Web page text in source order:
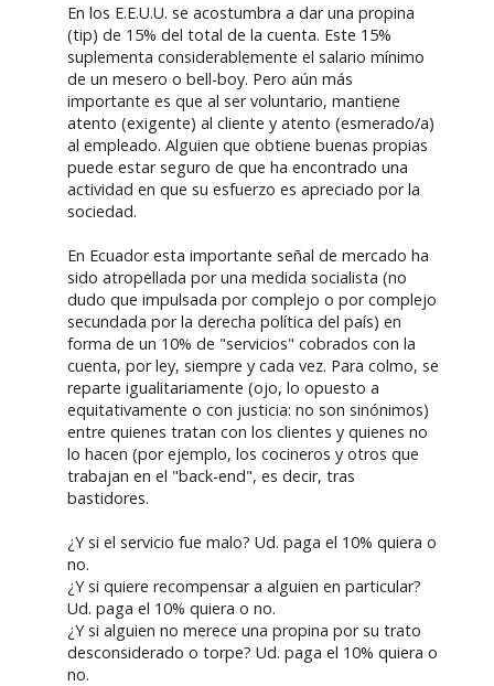
En los E.E.U.U. se acostumbra a dar una propina
(tip) de 15% del total de la cuenta. Este 15%
suplementa considerablemente el salario mínimo
de un mesero o bell-boy. Pero aún más
importante es que al ser voluntario, mantiene
atento (exigente) al cliente y atento (esmerado/a)
al empleado. Alguien que obtiene buenas propias
puede estar seguro de que ha encontrado una
actividad en que su esfuerzo es apreciado por la
sociedad.
En Ecuador esta importante señal de mercado ha
sido atropellada por una medida socialista (no
dudo que impulsada por complejo o por complejo
secundada por la derecha política del país) en
forma de un 10% de "servicios" cobrados con la
cuenta, por ley, siempre y cada vez. Para colmo, se
reparte igualitariamente (ojo, lo opuesto a
equitativamente o con justicia: no son sinónimos)
entre quienes tratan con los clientes y quienes no
lo hacen (por ejemplo, los cocineros y otros que
trabajan en el "back-end", es decir, tras
bastidores.
¿Y si el servicio fue malo? Ud. paga el 10% quiera o
no.
¿Y si quiere recompensar a alguien en particular?
Ud. paga el 10% quiera o no.
¿Y si alguien no merece una propina por su trato
desconsiderado o torpe? Ud. paga el 10% quiera o
no.